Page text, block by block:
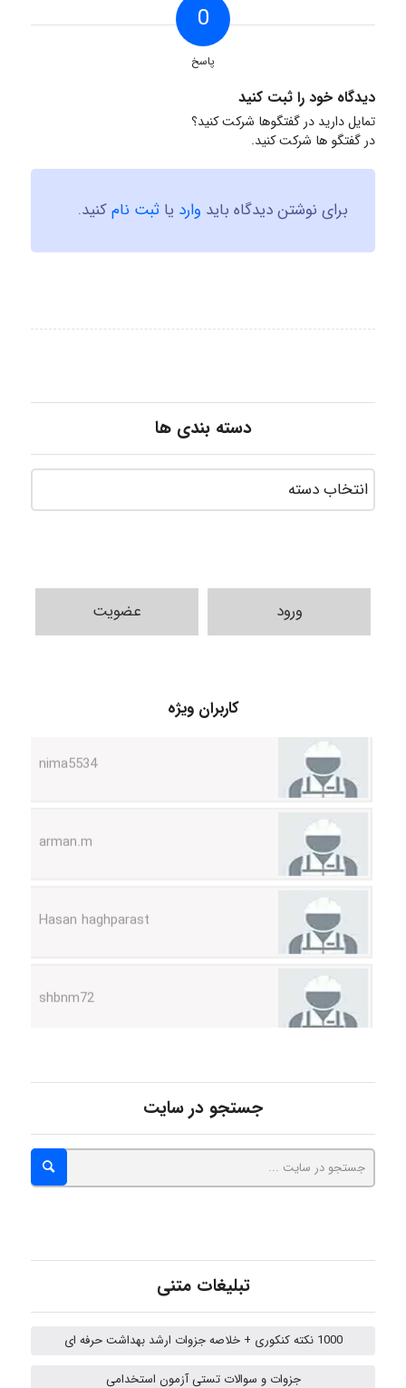
0
پاسخ
دیدگاه خود را ثبت کنید
تمایل دارید در گفتگوها شرکت کنید؟
در گفتگو ها شرکت کنید.
برای نوشتن دیدگاه باید وارد یا ثبت نامکنید.
دسته بندی ها
ورود عضویت
کاربران ویژه
ABOALFZAL ZAREI
ZAK
vali
fahimeh sheibani
جستجو در سایت
تبلیغات متنی
1000 نکته کنکوری + خلاصه جزوات ارشد بهداشت حرفه ای
جزوات و سوالات تستی آزمون استخدامی